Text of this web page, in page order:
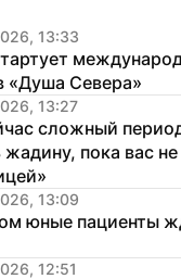
13:33
«Душа Севера»
13:27
сложный
жадину, пока вас
13:09
юные пациенты
12:51